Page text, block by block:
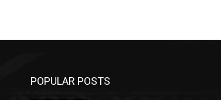
POPULAR POSTS